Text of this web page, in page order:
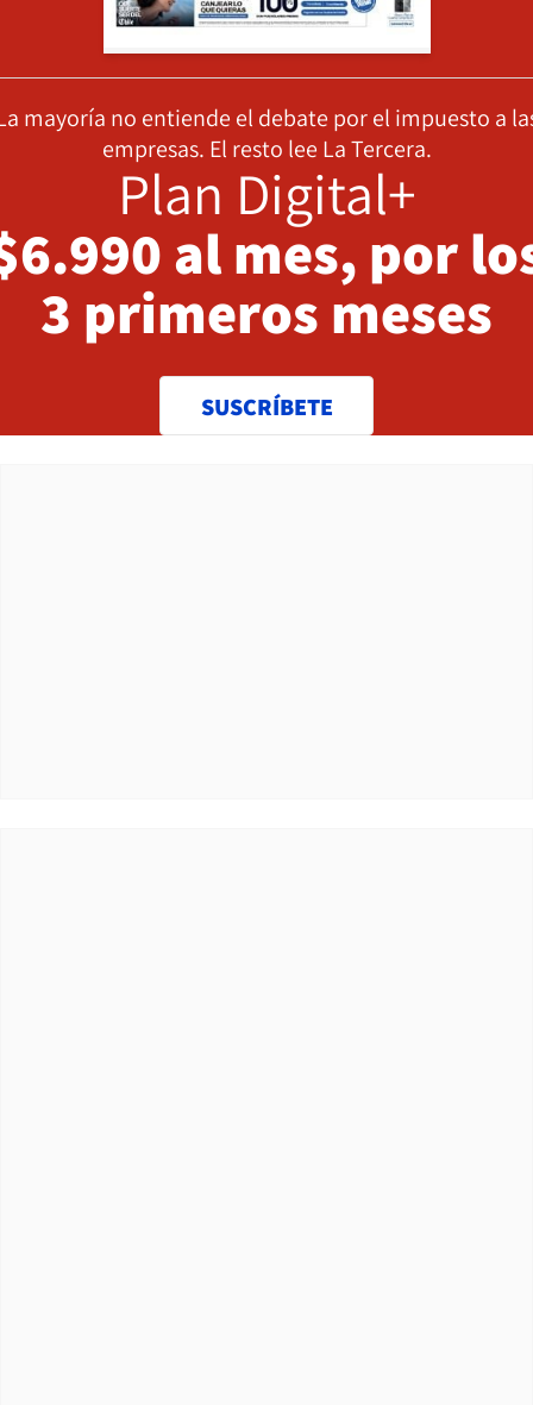
mayoría no entiende el debate por el impuesto a
empresas. El resto lee La Tercera.
Plan Digital+
al mes, por
3 primeros meses
SUSCRÍBETE